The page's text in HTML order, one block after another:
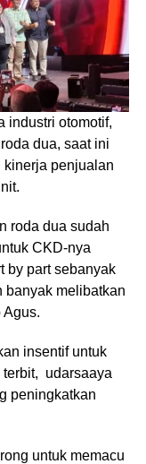
industri otomotif,
dua, saat ini
kinerja penjualan
roda dua sudah
CKD-nya
by part sebanyak
banyak melibatkan
Agus.
insentif untuk
udarsaaya
peningkatkan
untuk memacu